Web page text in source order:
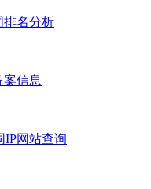
排名分析
案信息
IP网站查询